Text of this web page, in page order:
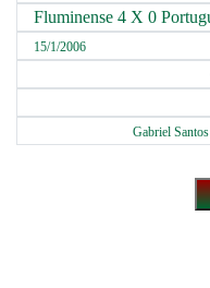
Fluminense 4 X 0
15/1/2006
Gabriel